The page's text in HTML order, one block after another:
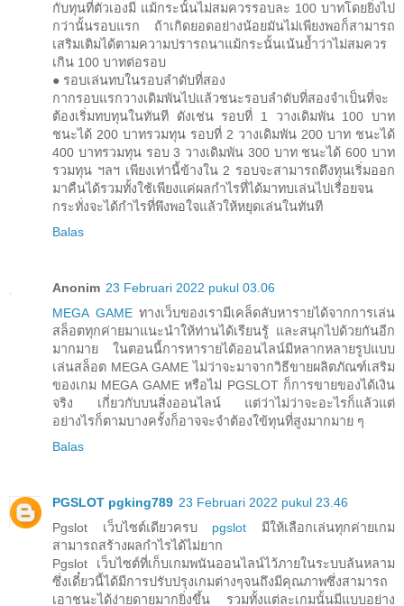
กับทุนที่ตัวเองมี แม้กระนั้นไม่สมควรรอบละ 100 บาทโดยยิ่งไป
กว่านั้นรอบแรก ถ้าเกิดยอดอย่างน้อยมันไม่เพียงพอก็สามารถ
เสริมเติมได้ตามความปรารถนาแม้กระนั้นเน้นย้ำว่าไม่สมควร
เกิน 100 บาทต่อรอบ
● รอบเล่นทบในรอบลำดับที่สอง
กากรอบแรกวางเดิมพันไปแล้วชนะรอบลำดับที่สองจำเป็นที่จะ
ต้องเริ่มทบทุนในทันที ดังเช่น รอบที่ 1 วางเดิมพัน 100 บาท
ชนะได้ 200 บาทรวมทุน รอบที่ 2 วางเดิมพัน 200 บาท ชนะได้
400 บาทรวมทุน รอบ 3 วางเดิมพัน 300 บาท ชนะได้ 600 บาท
รวมทุน ฯลฯ เพียงเท่านี้ข้างใน 2 รอบจะสามารถดึงทุนเริ่มออก
มาคืนได้รวมทั้งใช้เพียงแค่ผลกำไรที่ได้มาทบเล่นไปเรื่อยจน
กระทั่งจะได้กำไรที่พึงพอใจแล้วให้หยุดเล่นในทันที
Balas
Anonim 23 Februari 2022 pukul 03.06
MEGA GAME ทางเว็บของเรามีเคล็ดลับหารายได้จากการเล่น
สล็อตทุกค่ายมาแนะนำให้ท่านได้เรียนรู้ และสนุกไปด้วยกันอีก
มากมาย ในตอนนี้การหารายได้ออนไลน์มีหลากหลายรูปแบบ
เล่นสล็อต MEGA GAME ไม่ว่าจะมาจากวิธีขายผลิตภัณฑ์เสริม
ของเกม MEGA GAME หรือไม่ PGSLOT ก็การขายของได้เงิน
จริง เกี่ยวกับบนสิ่งออนไลน์ แต่ว่าไม่ว่าจะอะไรก็แล้วแต่
อย่างไรก็ตามบางครั้งก็อาจจะจำต้องใข้ทุนที่สูงมากมาย ๆ
Balas
PGSLOT pgking789 23 Februari 2022 pukul 23.46
Pgslot เว็บไซต์เดียวครบ pgslot มีให้เลือกเล่นทุกค่ายเกม
สามารถสร้างผลกำไรได้ไม่ยาก
Pgslot เว็บไซต์ที่เก็บเกมพนันออนไลน์ไว้ภายในระบบล้นหลาม
ซึ่งเดี๋ยวนี้ได้มีการปรับปรุงเกมต่างๆจนถึงมีคุณภาพซึ่งสามารถ
เอาชนะได้ง่ายดายมากยิ่งขึ้น รวมทั้งแต่ละเกมนั้นมีแบบอย่าง